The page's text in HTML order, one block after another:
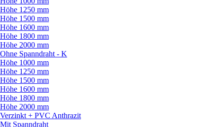
Höhe 1250 mm
Höhe 1500 mm
Höhe 1600 mm
Höhe 1800 mm
Höhe 2000 mm
Ohne Spanndraht - K
Höhe 1000 mm
Höhe 1250 mm
Höhe 1500 mm
Höhe 1600 mm
Höhe 1800 mm
Höhe 2000 mm
Verzinkt + PVC Anthrazit
Mit Spanndraht